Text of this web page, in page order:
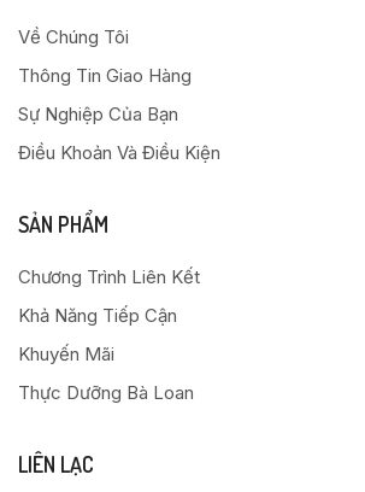
Về Chúng Tôi
Thông Tin Giao Hàng
Sự Nghiệp Của Bạn
Điều Khoản Và Điều Kiện
SẢN PHẨM
Chương Trình Liên Kết
Khả Năng Tiếp Cận
Khuyến Mãi
Thực Dưỡng Bà Loan
LIÊN LẠC